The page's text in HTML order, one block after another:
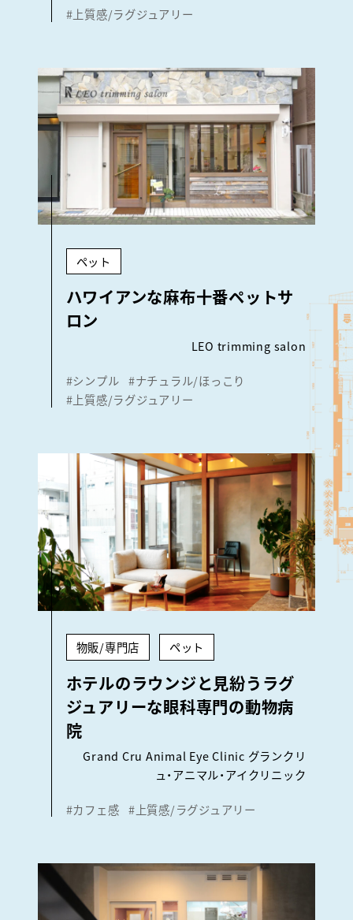
#上質感/ラグジュアリー
ペット
ハワイアンな麻布十番ペットサ
ロン
LEO trimming salon
#シンプル #ナチュラル/ほっこり
#上質感/ラグジュアリー
物販/専門店 ペット
ホテルのラウンジと見紛うラグ
ジュアリーな眼科専門の動物病
院
Grand Cru Animal Eye Clinic グランクリ
ュ・アニマル・アイクリニック
#カフェ感 #上質感/ラグジュアリー